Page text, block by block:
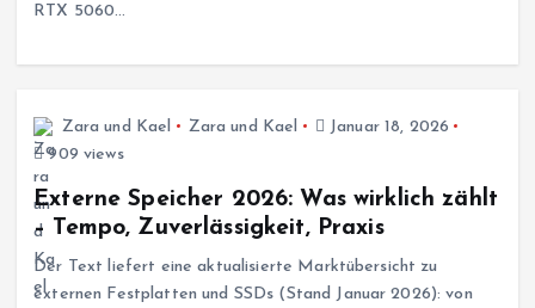
RTX 5060…
Zara und Kael Zara und Kael
Januar 18, 2026
909 views
Externe Speicher 2026: Was wirklich zählt
– Tempo, Zuverlässigkeit, Praxis
Der Text liefert eine aktualisierte Marktübersicht zu
externen Festplatten und SSDs (Stand Januar 2026): von